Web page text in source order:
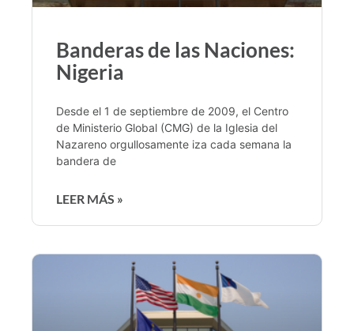
Banderas de las Naciones:
Nigeria
Desde el 1 de septiembre de 2009, el Centro
de Ministerio Global (CMG) de la Iglesia del
Nazareno orgullosamente iza cada semana la
bandera de
LEER MÁS »